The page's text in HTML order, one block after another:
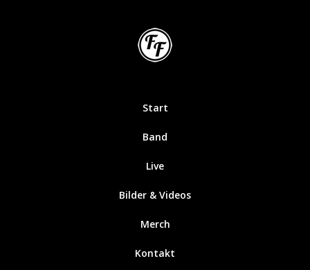
Start
Band
Live
Bilder & Videos
Merch
Kontakt